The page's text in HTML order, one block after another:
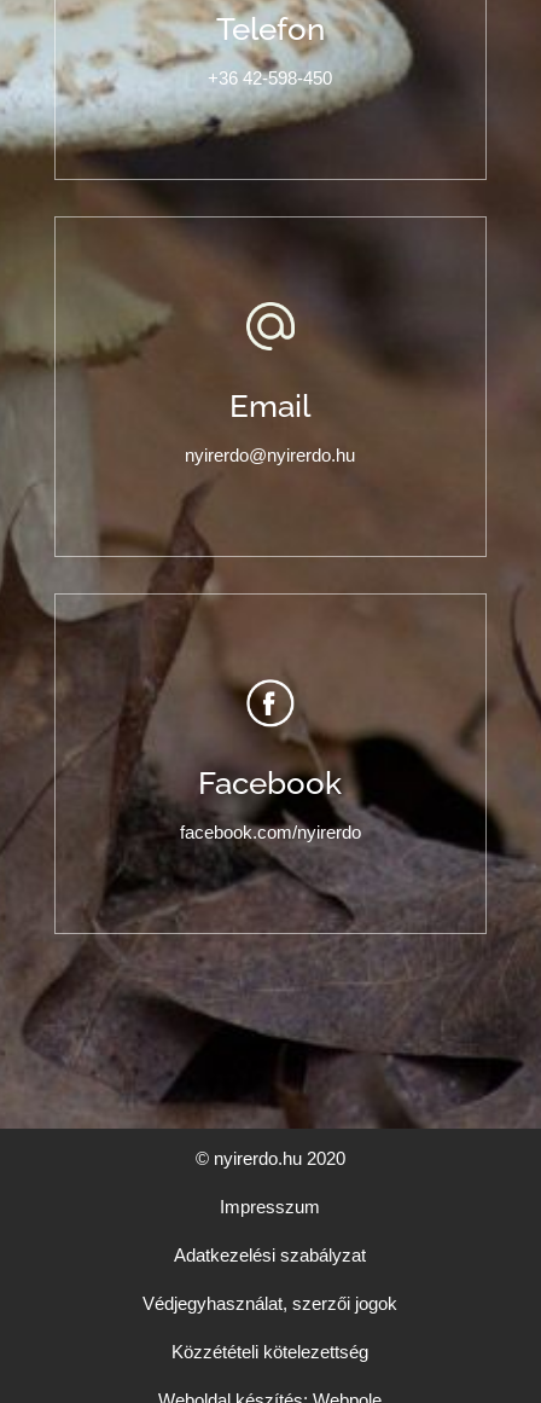
Telefon
+36 42-598-450
Email
nyirerdo@nyirerdo.hu
Facebook
facebook.com/nyirerdo
© nyirerdo.hu 2020
Impresszum
Adatkezelési szabályzat
Védjegyhasználat, szerzői jogok
Közzétételi kötelezettség